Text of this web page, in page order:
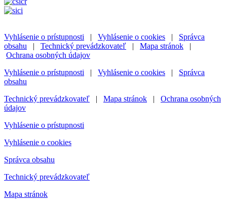
Vyhlásenie o prístupnosti | Vyhlásenie o cookies | Správca
obsahu | Technický prevádzkovateľ | Mapa stránok |
Ochrana osobných údajov
Vyhlásenie o prístupnosti | Vyhlásenie o cookies | Správca
obsahu
Technický prevádzkovateľ | Mapa stránok | Ochrana osobných
údajov
Vyhlásenie o prístupnosti
Vyhlásenie o cookies
Správca obsahu
Technický prevádzkovateľ
Mapa stránok